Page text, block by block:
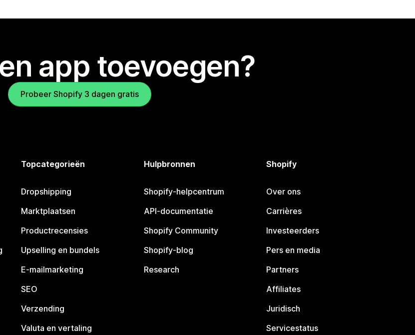
app toevoegen?
Probeer Shopify 3 dagen gratis
Topcategorieën
Dropshipping
Marktplaatsen
Productrecensies
Upselling en bundels
E-mailmarketing
SEO
Verzending
Valuta en vertaling
Hulpbronnen
Shopify-helpcentrum
API-documentatie
Shopify Community
Shopify-blog
Research
Shopify
Over ons
Carrières
Investeerders
Pers en media
Partners
Affiliates
Juridisch
Servicestatus